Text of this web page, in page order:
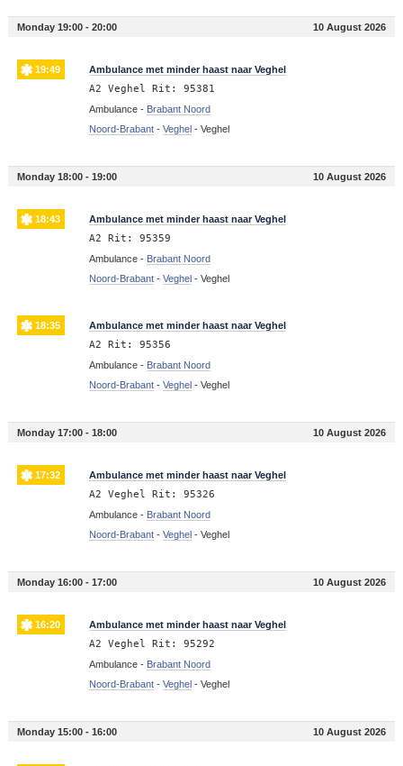
Monday 19:00 - 20:00 10 August 2026
19:49 Ambulance met minder haast naar Veghel
A2 Veghel Rit: 95381
Ambulance - Brabant Noord
Noord-Brabant- Veghel- Veghel
Monday 18:00 - 19:00 10 August 2026
18:43 Ambulance met minder haast naar Veghel
A2 Rit: 95359
Ambulance - Brabant Noord
Noord-Brabant- Veghel- Veghel
18:35 Ambulance met minder haast naar Veghel
A2 Rit: 95356
Ambulance - Brabant Noord
Noord-Brabant- Veghel- Veghel
Monday 17:00 - 18:00 10 August 2026
17:32 Ambulance met minder haast naar Veghel
A2 Veghel Rit: 95326
Ambulance - Brabant Noord
Noord-Brabant- Veghel- Veghel
Monday 16:00 - 17:00 10 August 2026
16:20 Ambulance met minder haast naar Veghel
A2 Veghel Rit: 95292
Ambulance - Brabant Noord
Noord-Brabant- Veghel- Veghel
Monday 15:00 - 16:00 10 August 2026